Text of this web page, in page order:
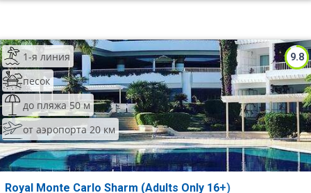
9.8
1-я линия
песок
до пляжа 50 м
от аэропорта 20 км
Royal Monte Carlo Sharm (Adults Only 16+)